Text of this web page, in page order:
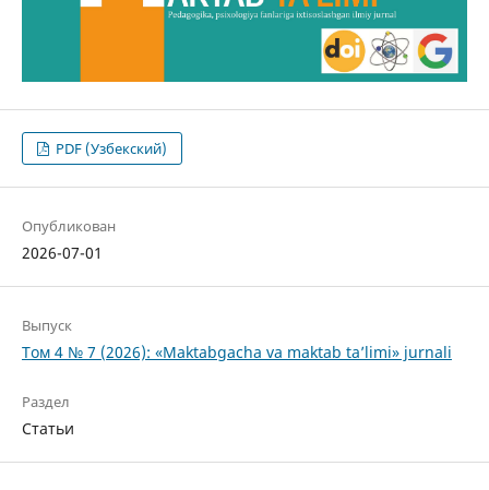
PDF (Узбекский)
Опубликован
2026-07-01
Выпуск
Том 4 № 7 (2026): «Maktabgacha va maktab ta’limi» jurnali
Раздел
Статьи